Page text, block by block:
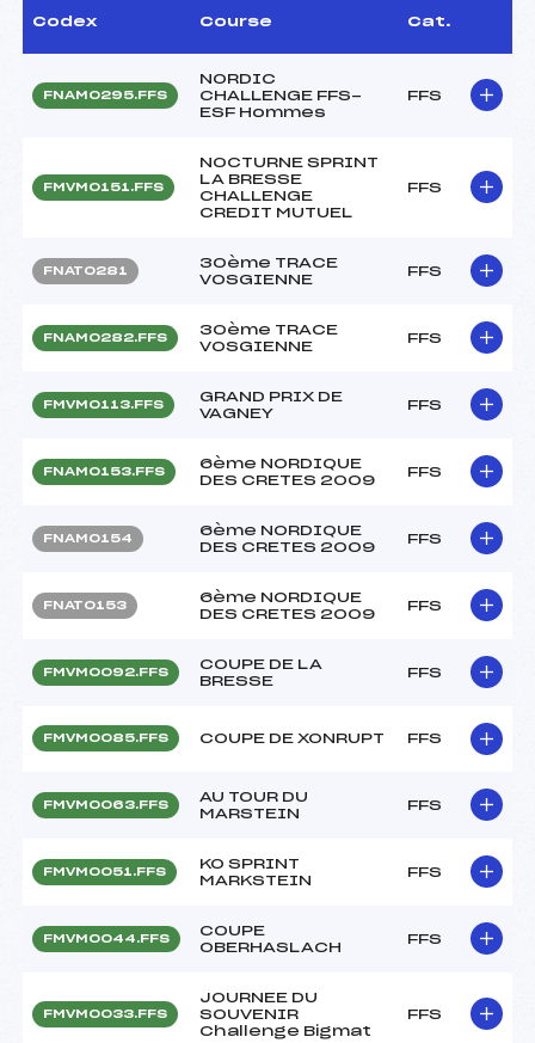
Codex Course Cat.
FNAM0295.FFS
NORDIC
CHALLENGE FFS-
ESF Hommes
FFS
FMVM0151.FFS
NOCTURNE SPRINT
LA BRESSE
CHALLENGE
CREDIT MUTUEL
FFS
FNAT0281
30ème TRACE
VOSGIENNE
FFS
FNAM0282.FFS
30ème TRACE
VOSGIENNE
FFS
FMVM0113.FFS
GRAND PRIX DE
VAGNEY
FFS
FNAM0153.FFS
6ème NORDIQUE
DES CRETES 2009
FFS
FNAM0154
6ème NORDIQUE
DES CRETES 2009
FFS
FNAT0153
6ème NORDIQUE
DES CRETES 2009
FFS
FMVM0092.FFS
COUPE DE LA
BRESSE
FFS
FMVM0085.FFS COUPE DE XONRUPT FFS
FMVM0063.FFS
AU TOUR DU
MARSTEIN
FFS
FMVM0051.FFS
KO SPRINT
MARKSTEIN
FFS
FMVM0044.FFS
COUPE
OBERHASLACH
FFS
FMVM0033.FFS
JOURNEE DU
SOUVENIR
Challenge Bigmat
FFS